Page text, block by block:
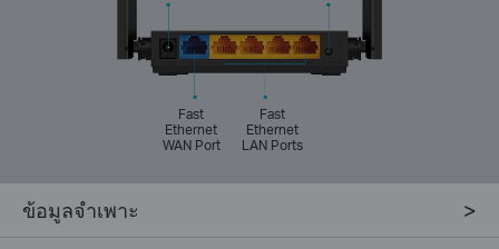
Fast
Ethernet
WAN Port
Fast
Ethernet
LAN Ports
ข้อมูลจำเพาะ